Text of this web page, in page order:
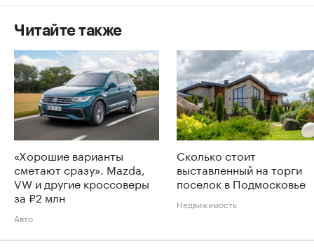
Читайте также
«Хорошие варианты
сметают сразу». Mazda,
VW и другие кроссоверы
за ₽2 млн
Авто
Сколько стоит
выставленный на торги
поселок в Подмосковье
Недвижимость